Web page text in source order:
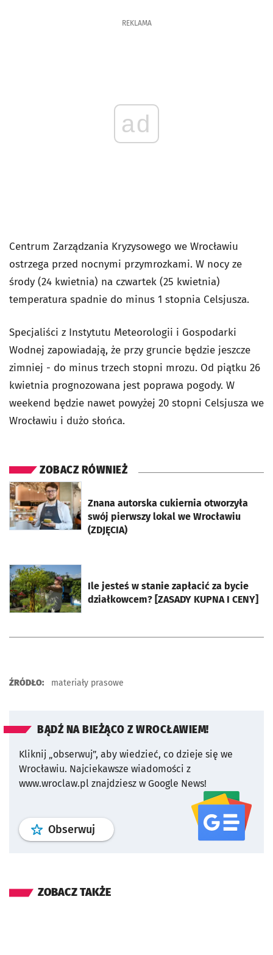
REKLAMA
ad
Centrum Zarządzania Kryzysowego we Wrocławiu
ostrzega przed nocnymi przymrozkami. W nocy ze
środy (24 kwietnia) na czwartek (25 kwietnia)
temperatura spadnie do minus 1 stopnia Celsjusza.
Specjaliści z Instytutu Meteorologii i Gospodarki
Wodnej zapowiadają, że przy gruncie będzie jeszcze
zimniej - do minus trzech stopni mrozu. Od piątku 26
kwietnia prognozowana jest poprawa pogody. W
weekend będzie nawet powyżej 20 stopni Celsjusza we
Wrocławiu i dużo słońca.
ZOBACZ RÓWNIEŻ
Znana autorska cukiernia otworzyła
swój pierwszy lokal we Wrocławiu
(ZDJĘCIA)
otworzy się w nowej karcie
Ile jesteś w stanie zapłacić za bycie
działkowcem? [ZASADY KUPNA I CENY]
otworzy się w nowej karcie
ŹRÓDŁO: materiały prasowe
BĄDŹ NA BIEŻĄCO Z WROCŁAWIEM!
Kliknij „obserwuj”, aby wiedzieć, co dzieje się we
Wrocławiu. Najciekawsze wiadomości z
www.wroclaw.pl znajdziesz w Google News!
Obserwuj profil serwisu
ZOBACZ TAKŻE